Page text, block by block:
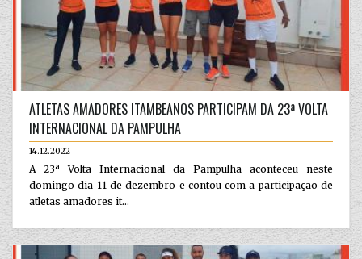
ATLETAS AMADORES ITAMBEANOS PARTICIPAM DA 23ª VOLTA
INTERNACIONAL DA PAMPULHA
14.12.2022
A 23ª Volta Internacional da Pampulha aconteceu neste
domingo dia 11 de dezembro e contou com a participação de
atletas amadores it...